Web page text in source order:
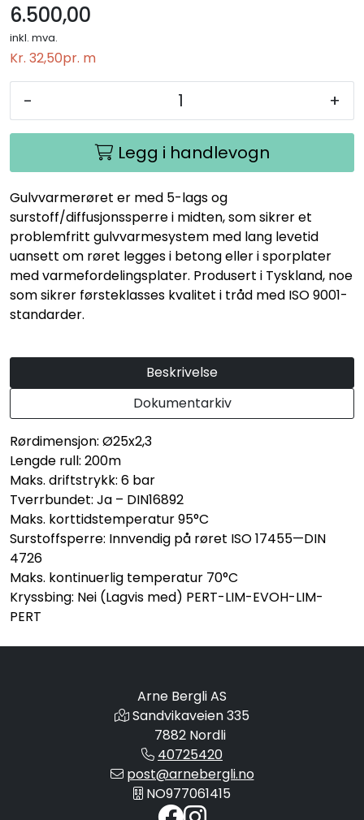
6.500,00
inkl. mva.
Kr. 32,50pr. m
- +
Legg i handlevogn
Gulvvarmerøret er med 5-lags og
surstoff/diffusjonssperre i midten, som sikrer et
problemfritt gulvvarmesystem med lang levetid
uansett om røret legges i betong eller i sporplater
med varmefordelingsplater. Produsert i Tyskland, noe
som sikrer førsteklasses kvalitet i tråd med ISO 9001-
standarder.
Beskrivelse
Dokumentarkiv
Rørdimensjon: Ø25x2,3
Lengde rull: 200m
Maks. driftstrykk: 6 bar
Tverrbundet: Ja – DIN16892
Maks. korttidstemperatur 95°C
Surstoffsperre: Innvendig på røret ISO 17455—DIN
4726
Maks. kontinuerlig temperatur 70°C
Kryssbing: Nei (Lagvis med) PERT-LIM-EVOH-LIM-
PERT
Arne Bergli AS
Sandvikaveien 335
7882 Nordli
40725420
post@arnebergli.no
NO977061415